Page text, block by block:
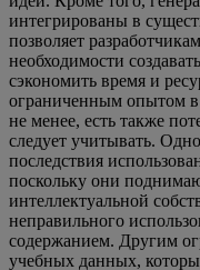
интегрированы в
позволяет
необходимости
сэкономить время и
ограниченным опытом
не менее, есть также
следует учитывать.
последствия
поскольку они
интеллектуальной
неправильного
содержанием. Другим
учебных данных,